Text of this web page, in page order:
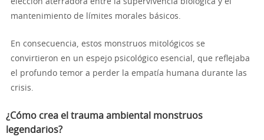
elección aterradora entre la supervivencia biológica y el
mantenimiento de límites morales básicos.
En consecuencia, estos monstruos mitológicos se
convirtieron en un espejo psicológico esencial, que reflejaba
el profundo temor a perder la empatía humana durante las
crisis.
¿Cómo crea el trauma ambiental monstruos
legendarios?